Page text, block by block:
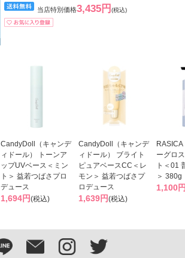
当店特別価格3,435円 (税込)
CandyDoll（キャンデ
ィドール） トーンア
ップUVベース＜ミン
ト＞ 益若つばさプロ
デュース
1,694円(税込)
CandyDoll（キャンデ
ィドール） ブライト
ピュアベースCC＜レ
モン＞ 益若つばさプ
ロデュース
1,639円(税込)
ーグロ
ト＜01
＞ 380g
1,100